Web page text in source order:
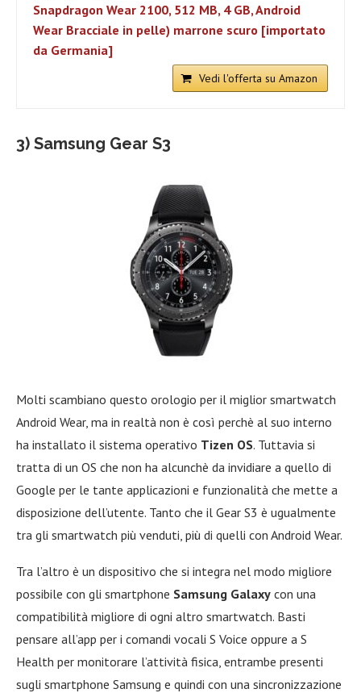
Snapdragon Wear 2100, 512 MB, 4 GB, Android
Wear Bracciale in pelle) marrone scuro [importato
da Germania]
Vedi l'offerta su Amazon
3) Samsung Gear S3
Molti scambiano questo orologio per il miglior smartwatch
Android Wear, ma in realtà non è così perchè al suo interno
ha installato il sistema operativo Tizen OS. Tuttavia si
tratta di un OS che non ha alcunchè da invidiare a quello di
Google per le tante applicazioni e funzionalità che mette a
disposizione dell’utente. Tanto che il Gear S3 è ugualmente
tra gli smartwatch più venduti, più di quelli con Android Wear.
Tra l’altro è un dispositivo che si integra nel modo migliore
possibile con gli smartphone Samsung Galaxy con una
compatibilità migliore di ogni altro smartwatch. Basti
pensare all’app per i comandi vocali S Voice oppure a S
Health per monitorare l’attività fisica, entrambe presenti
sugli smartphone Samsung e quindi con una sincronizzazione